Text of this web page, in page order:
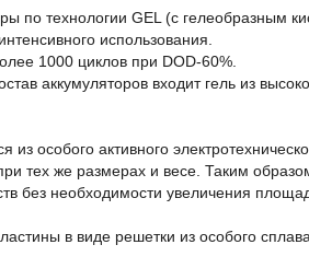
технологии GEL (с гелеобразным
использования.
1000 циклов при DOD-60%.
аккумуляторов входит гель из
из особого активного
тех же размерах и весе. Таким
без необходимости увеличения
в виде решетки из особого